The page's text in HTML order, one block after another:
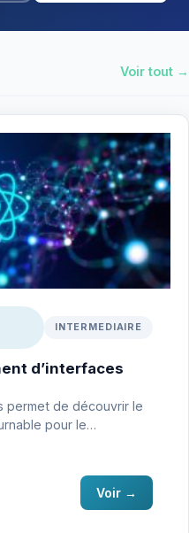
Voir tout →
INTERMEDIAIRE
d’interfaces
permet de découvrir le
pour le
modernes.…
Voir →